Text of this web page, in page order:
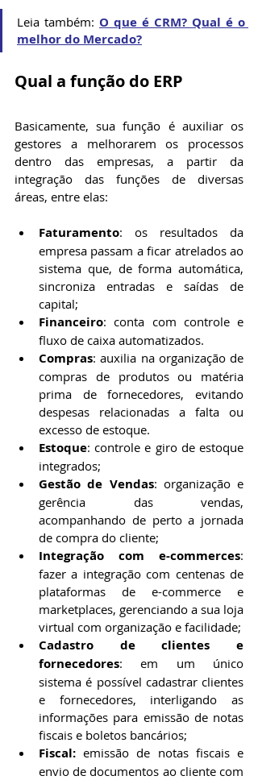
Leia também: O que é CRM? Qual é o
melhor do Mercado?
Qual a função do ERP
Basicamente, sua função é auxiliar os
gestores a melhorarem os processos
dentro das empresas, a partir da
integração das funções de diversas
áreas, entre elas:
Faturamento: os resultados da
empresa passam a ficar atrelados ao
sistema que, de forma automática,
sincroniza entradas e saídas de
capital;
Financeiro: conta com controle e
fluxo de caixa automatizados.
Compras: auxilia na organização de
compras de produtos ou matéria
prima de fornecedores, evitando
despesas relacionadas a falta ou
excesso de estoque.
Estoque: controle e giro de estoque
integrados;
Gestão de Vendas: organização e
gerência das vendas,
acompanhando de perto a jornada
de compra do cliente;
Integração com e-commerces:
fazer a integração com centenas de
plataformas de e-commerce e
marketplaces, gerenciando a sua loja
virtual com organização e facilidade;
Cadastro de clientes e
fornecedores: em um único
sistema é possível cadastrar clientes
e fornecedores, interligando as
informações para emissão de notas
fiscais e boletos bancários;
Fiscal: emissão de notas fiscais e
envio de documentos ao cliente com